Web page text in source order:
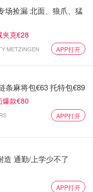
场捡漏 北面、狼爪、猛
夹克€28
METZINGEN APP打开
MK官网一波猛降 ‼️链条麻将包€63 托特包€89
爆款€80
APP打开
造 通勤/上学少不了
APP打开